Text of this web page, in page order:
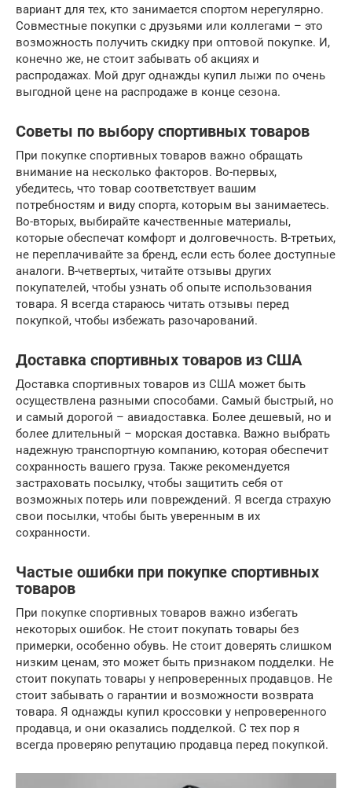
вариант для тех, кто занимается спортом нерегулярно.
Совместные покупки с друзьями или коллегами – это
возможность получить скидку при оптовой покупке. И,
конечно же, не стоит забывать об акциях и
распродажах. Мой друг однажды купил лыжи по очень
выгодной цене на распродаже в конце сезона.
Советы по выбору спортивных товаров
При покупке спортивных товаров важно обращать
внимание на несколько факторов. Во-первых,
убедитесь, что товар соответствует вашим
потребностям и виду спорта, которым вы занимаетесь.
Во-вторых, выбирайте качественные материалы,
которые обеспечат комфорт и долговечность. В-третьих,
не переплачивайте за бренд, если есть более доступные
аналоги. В-четвертых, читайте отзывы других
покупателей, чтобы узнать об опыте использования
товара. Я всегда стараюсь читать отзывы перед
покупкой, чтобы избежать разочарований.
Доставка спортивных товаров из США
Доставка спортивных товаров из США может быть
осуществлена разными способами. Самый быстрый, но
и самый дорогой – авиадоставка. Более дешевый, но и
более длительный – морская доставка. Важно выбрать
надежную транспортную компанию, которая обеспечит
сохранность вашего груза. Также рекомендуется
застраховать посылку, чтобы защитить себя от
возможных потерь или повреждений. Я всегда страхую
свои посылки, чтобы быть уверенным в их
сохранности.
Частые ошибки при покупке спортивных
товаров
При покупке спортивных товаров важно избегать
некоторых ошибок. Не стоит покупать товары без
примерки, особенно обувь. Не стоит доверять слишком
низким ценам, это может быть признаком подделки. Не
стоит покупать товары у непроверенных продавцов. Не
стоит забывать о гарантии и возможности возврата
товара. Я однажды купил кроссовки у непроверенного
продавца, и они оказались подделкой. С тех пор я
всегда проверяю репутацию продавца перед покупкой.